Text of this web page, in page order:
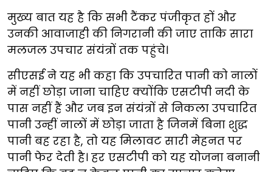
मुख्य बात यह है कि सभी टैंकर पंजीकृत हों और
उनकी आवाजाही की निगरानी की जाए ताकि सारा
मलजल उपचार संयंत्रों तक पहुंचे।
सीएसई ने यह भी कहा कि उपचारित पानी को नालों
में नहीं छोड़ा जाना चाहिए क्योंकि एसटीपी नदी के
पास नहीं हैं और जब इन संयंत्रों से निकला उपचारित
पानी उन्हीं नालों में छोड़ा जाता है जिनमें बिना शुद्ध
पानी बह रहा है, तो यह मिलावट सारी मेहनत पर
पानी फेर देती है। हर एसटीपी को यह योजना बनानी